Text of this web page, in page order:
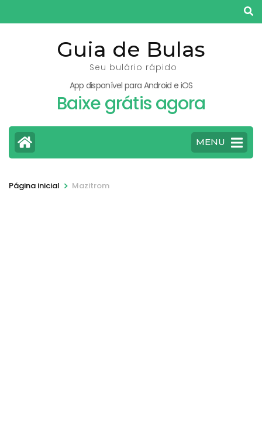
para
Guia de Bulas
Seu bulário rápido
App disponível para Android e iOS
Baixe grátis agora
MENU
Página inicial > Mazitrom